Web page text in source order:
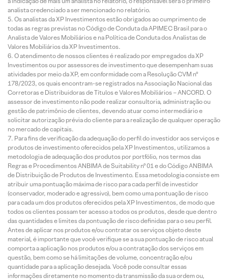
analista credenciado a ser mencionado no relatório.
Os analistas da XP Investimentos estão obrigados ao cumprimento de
todas as regras previstas no Código de Conduta da APIMEC Brasil para o
Analista de Valores Mobiliários e na Política de Conduta dos Analistas de
Valores Mobiliários da XP Investimentos.
O atendimento de nossos clientes é realizado por empregados da XP
Investimentos ou por assessores de investimento que desempenham suas
atividades por meio da XP, em conformidade com a Resolução CVM nº
178/2023, os quais encontram-se registrados na Associação Nacional das
Corretoras e Distribuidoras de Títulos e Valores Mobiliários – ANCORD. O
assessor de investimento não pode realizar consultoria, administração ou
gestão de patrimônio de clientes, devendo atuar como intermediário e
solicitar autorização prévia do cliente para a realização de qualquer operação
no mercado de capitais.
Para fins de verificação da adequação do perfil do investidor aos serviços e
produtos de investimento oferecidos pela XP Investimentos, utilizamos a
metodologia de adequação dos produtos por portfólio, nos termos das
Regras e Procedimentos ANBIMA de Suitability nº 01 e do Código ANBIMA
de Distribuição de Produtos de Investimento. Essa metodologia consiste em
atribuir uma pontuação máxima de risco para cada perfil de investidor
(conservador, moderado e agressivo), bem como uma pontuação de risco
para cada um dos produtos oferecidos pela XP Investimentos, de modo que
todos os clientes possam ter acesso a todos os produtos, desde que dentro
das quantidades e limites da pontuação de risco definidas para o seu perfil.
Antes de aplicar nos produtos e/ou contratar os serviços objeto deste
material, é importante que você verifique se a sua pontuação de risco atual
comporta a aplicação nos produtos e/ou a contratação dos serviços em
questão, bem como se há limitações de volume, concentração e/ou
quantidade para a aplicação desejada. Você pode consultar essas
informações diretamente no momento da transmissão da sua ordem ou,